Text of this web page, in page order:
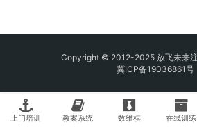
Copyright © 2012-2025 放飞未来
冀ICP备19036861号
上门培训 教案系统 数维棋 在线训练